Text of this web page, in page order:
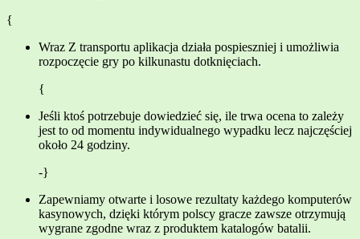
{
Wraz Z transportu aplikacja działa pospieszniej i umożliwia
rozpoczęcie gry po kilkunastu dotknięciach.
{
Jeśli ktoś potrzebuje dowiedzieć się, ile trwa ocena to zależy
jest to od momentu indywidualnego wypadku lecz najczęściej
około 24 godziny.
-}
Zapewniamy otwarte i losowe rezultaty każdego komputerów
kasynowych, dzięki którym polscy gracze zawsze otrzymują
wygrane zgodne wraz z produktem katalogów batalii.